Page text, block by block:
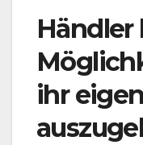
Händler
ihr